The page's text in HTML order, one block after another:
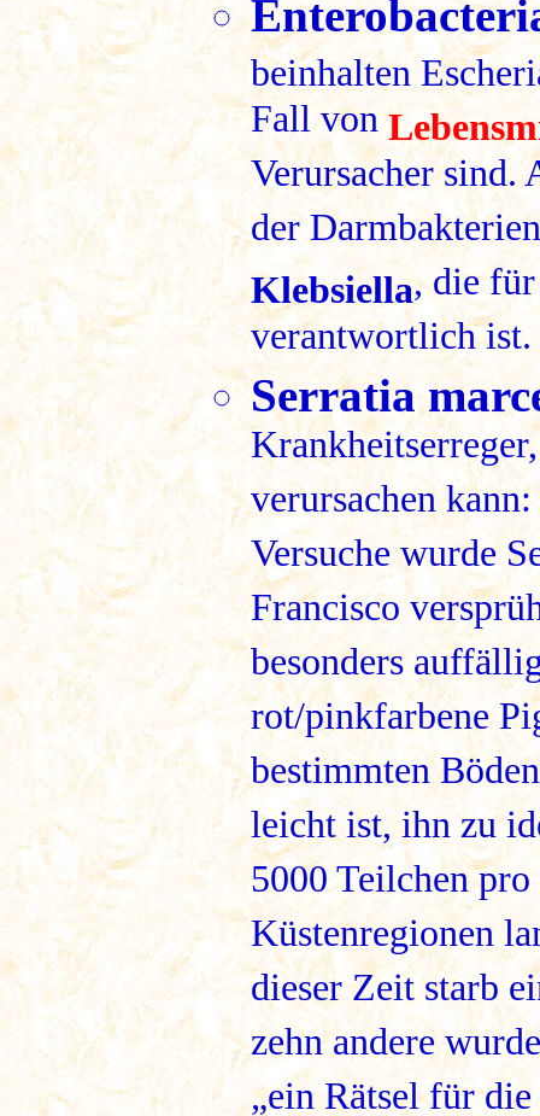
beinhalten
Fall von
Verursacher sind.
der
Klebsiella, die
verantwortlich ist.
Serratia
verursachen
Versuche wurde
Francisco
besonders
rot/pinkfarbene
bestimmten
leicht ist, ihn zu
5000 Teilchen
Küstenregionen
dieser Zeit starb
zehn andere
„ein Rätsel für